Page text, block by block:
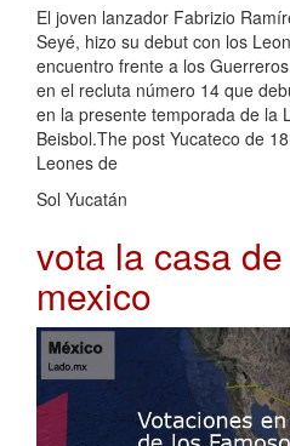
El joven lanzador Fabrizio
Seyé, hizo su debut con los
encuentro frente a los
en el recluta número 14 que
en la presente temporada de la
Beisbol.The post Yucateco de
Leones de
Sol Yucatán
vota la casa
mexico